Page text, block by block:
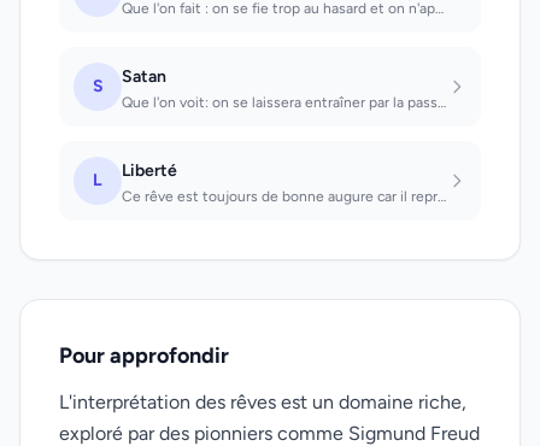
Que l'on fait : on se fie trop au hasard et on n'apprécie guère un travail systé...
S Satan
Que l'on voit: on se laissera entraîner par la passion à un acte irréfléchi. Par...
L Liberté
Ce rêve est toujours de bonne augure car il représente le bonheur parfait LIE;Sy...
Pour approfondir
L'interprétation des rêves est un domaine riche,
exploré par des pionniers comme Sigmund Freud